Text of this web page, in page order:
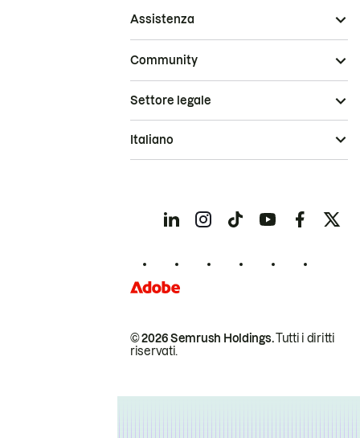
Assistenza
Community
© 2026 Semrush Holdings.Tutti i diritti
riservati.
Settore legale
Italiano